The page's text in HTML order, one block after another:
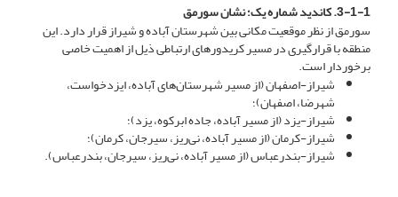
3-1-1. کاندید شماره یک؛ نشان سورمق
سورمق از نظر موقعیت مکانی بین شهرستان آباده و شیراز قرار دارد. این
منطقه با قرارگیری در مسیر کریدورهای ارتباطی ذیل از اهمیت خاصی
برخوردار است.
شیراز-اصفهان (از مسیر شهرستان‌های آباده، ایزدخواست،
شهرضا، اصفهان)؛
شیراز-یزد (از مسیر آباده، جاده ابرکوه، یزد)؛
شیراز-کرمان (از مسیر آباده، نی‌ریز، سیرجان، کرمان)؛
شیراز-بندرعباس (از مسیر آباده، نی‌ریز، سیرجان، بندرعباس).